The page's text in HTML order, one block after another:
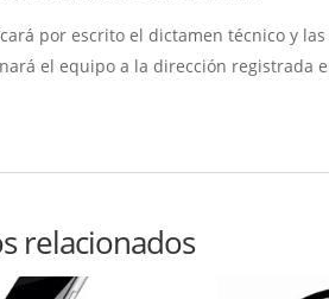
por escrito el dictamen técnico y
el equipo a la dirección registrada
relacionados